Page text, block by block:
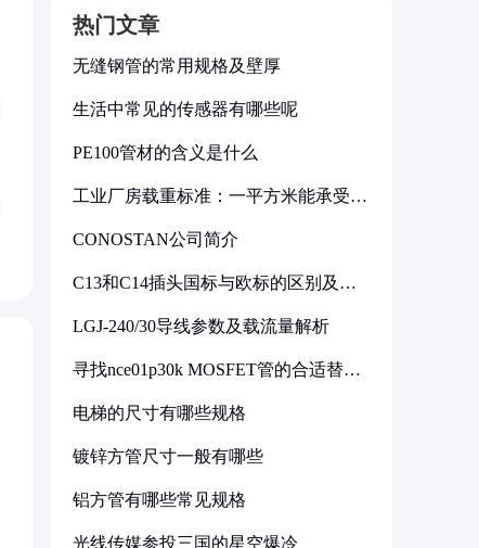
热门文章
无缝钢管的常用规格及壁厚
生活中常见的传感器有哪些呢
PE100管材的含义是什么
工业厂房载重标准：一平方米能承受多
CONOSTAN公司简介
C13和C14插头国标与欧标的区别及其
LGJ-240/30导线参数及载流量解析
寻找nce01p30k MOSFET管的合适替代
电梯的尺寸有哪些规格
镀锌方管尺寸一般有哪些
铝方管有哪些常见规格
光线传媒参投三国的星空爆冷